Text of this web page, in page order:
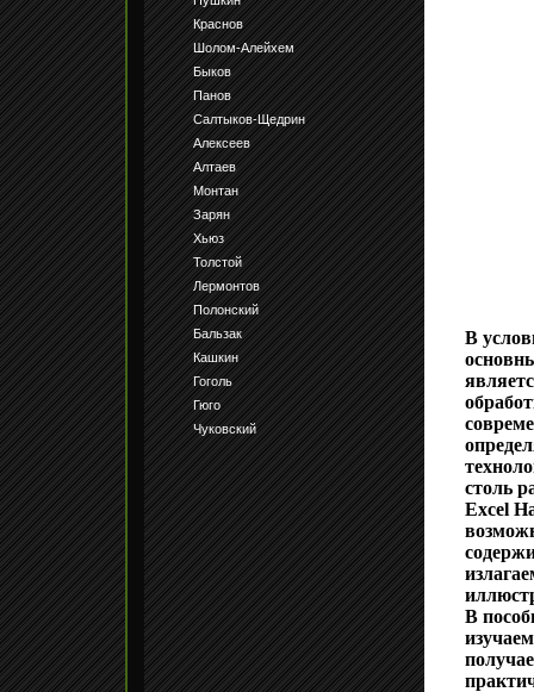
Краснов
Шолом-Алейхем
Быков
Панов
Салтыков-Щедрин
Алексеев
Алтаев
Монтан
Зарян
Хьюз
Толстой
Лермонтов
Полонский
Бальзак
Кашкин
Гоголь
Гюго
Чуковский
В
столь
Excel
В